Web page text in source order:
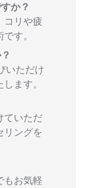
か？
コリや疲
す。
いただけ
ます。
ていただ
リングを
もお気軽